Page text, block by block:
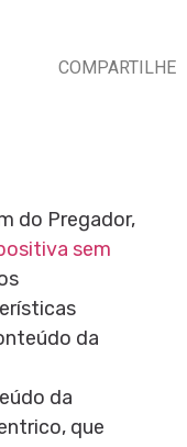
COMPARTILHE
do Pregador,
sem
da
da
que